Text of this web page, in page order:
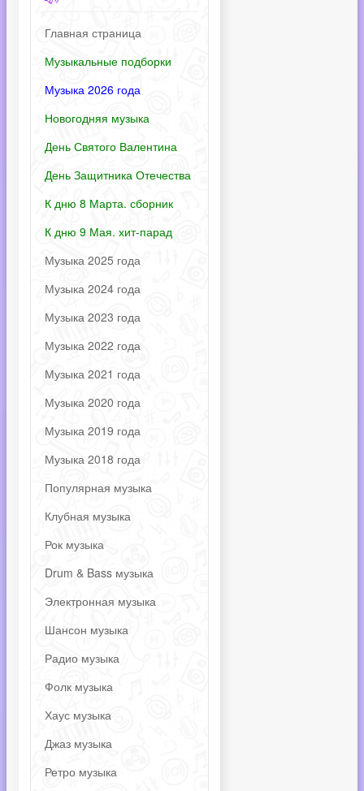
Главная страница
Музыкальные подборки
Музыка 2026 года
Новогодняя музыка
День Святого Валентина
День Защитника Отечества
К дню 8 Марта. сборник
К дню 9 Мая. хит-парад
Музыка 2025 года
Музыка 2024 года
Музыка 2023 года
Музыка 2022 года
Музыка 2021 года
Музыка 2020 года
Музыка 2019 года
Музыка 2018 года
Популярная музыка
Клубная музыка
Рок музыка
Drum & Bass музыка
Электронная музыка
Шансон музыка
Радио музыка
Фолк музыка
Хаус музыка
Джаз музыка
Ретро музыка